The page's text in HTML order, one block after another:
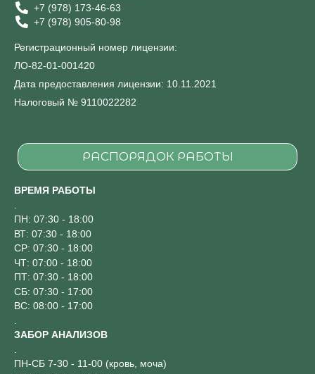
+7 (978) 173-46-63
+7 (978) 905-80-98
Регистрационный номер лицензии:
ЛО-82-01-001420
Дата предоставления лицензии: 10.11.2021
Налоговый № 9110022282
РАСПОРЯДОК РАБОТЫ
ВРЕМЯ РАБОТЫ
ПН: 07:30 - 18:00
ВТ: 07:30 - 18:00
СР: 07:30 - 18:00
ЧТ: 07:00 - 18:00
ПТ: 07:30 - 18:00
СБ: 07:30 - 17:00
ВС: 08:00 - 17:00
ЗАБОР АНАЛИЗОВ
ПН-СБ 7-30 - 11-00 (кровь, моча)